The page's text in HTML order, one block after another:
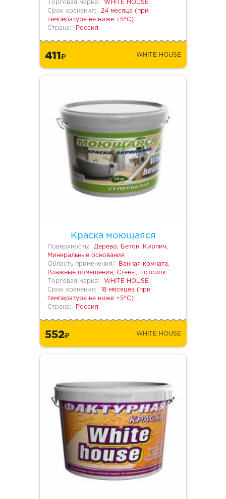
Торговая марка:
WHITE HOUSE
Срок хранения:
24 месяца (при
температуре не ниже +5°С)
Страна:
Россия
411 WHITE HOUSE
Краска моющаяся
Поверхность:
Дерево, Бетон, Кирпич,
Минеральные основания
Область применения:
Ванная комната,
Влажные помещения, Стены, Потолок
Торговая марка:
WHITE HOUSE
Срок хранения:
18 месяцев (при
температуре не ниже +5°С)
Страна:
Россия
552 WHITE HOUSE